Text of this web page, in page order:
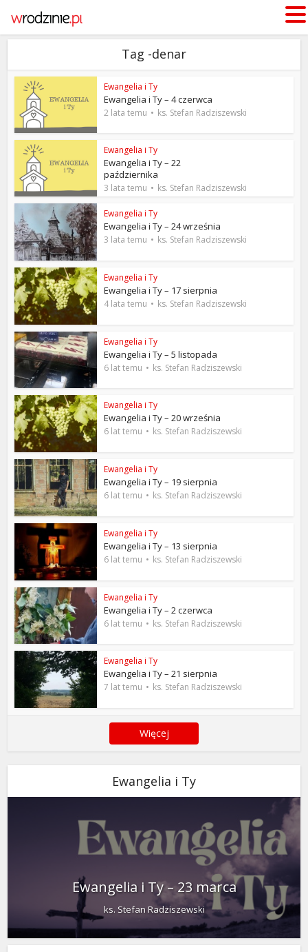
Tag -denar
Ewangelia i Ty
Ewangelia i Ty – 4 czerwca
2 lata temu ks. Stefan Radziszewski
Ewangelia i Ty
Ewangelia i Ty – 22
października
3 lata temu ks. Stefan Radziszewski
Ewangelia i Ty
Ewangelia i Ty – 24 września
3 lata temu ks. Stefan Radziszewski
Ewangelia i Ty
Ewangelia i Ty – 17 sierpnia
4 lata temu ks. Stefan Radziszewski
Ewangelia i Ty
Ewangelia i Ty – 5 listopada
6 lat temu ks. Stefan Radziszewski
Ewangelia i Ty
Ewangelia i Ty – 20 września
6 lat temu ks. Stefan Radziszewski
Ewangelia i Ty
Ewangelia i Ty – 19 sierpnia
6 lat temu ks. Stefan Radziszewski
Ewangelia i Ty
Ewangelia i Ty – 13 sierpnia
6 lat temu ks. Stefan Radziszewski
Ewangelia i Ty
Ewangelia i Ty – 2 czerwca
6 lat temu ks. Stefan Radziszewski
Ewangelia i Ty
Ewangelia i Ty – 21 sierpnia
7 lat temu ks. Stefan Radziszewski
Więcej
Ewangelia i Ty
Ewangelia i Ty – 23 marca
ks. Stefan Radziszewski